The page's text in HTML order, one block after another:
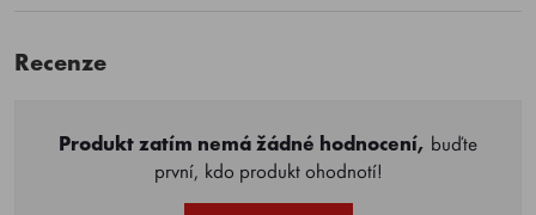
Recenze
Produkt zatím nemá žádné hodnocení, buďte
první, kdo produkt ohodnotí!